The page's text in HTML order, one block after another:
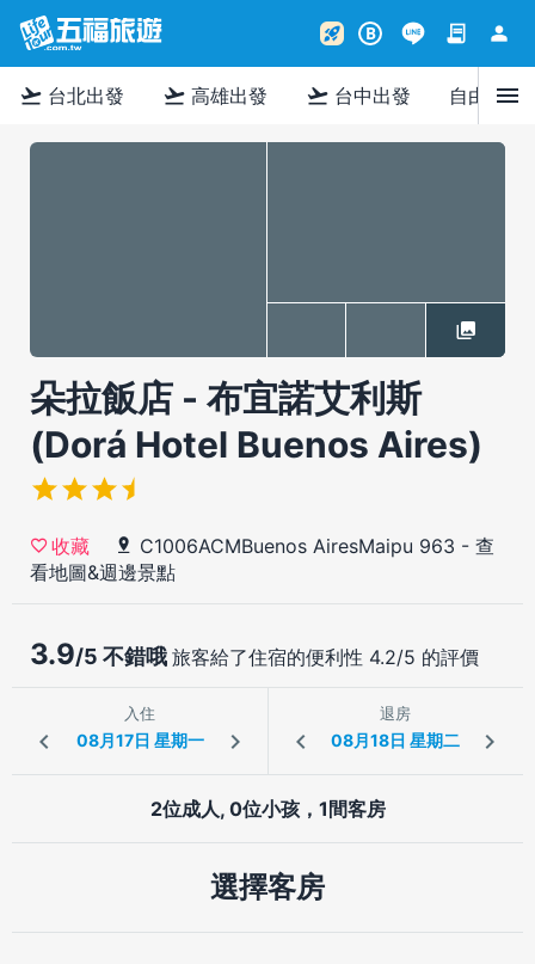
rocket_launch B contract person
flight_takeoff 台北出發 flight_takeoff 高雄出發 flight_takeoff 台中出發 自由行menu
朵拉飯店 - 布宜諾艾利斯
(Dorá Hotel Buenos Aires)
收藏 C1006ACMBuenos AiresMaipu 963 - 查
看地圖&週邊景點
3.9/5 不錯哦 旅客給了住宿的便利性 4.2/5 的評價
入住 退房
2位成人, 0位小孩，1間客房
選擇客房